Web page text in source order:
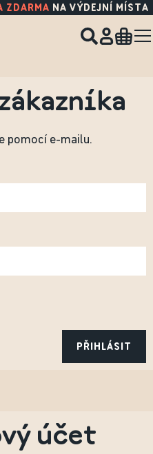
AKOSTARIKYJSOU TADY!
pomocí e-mailu.
PŘIHLÁSIT
účet